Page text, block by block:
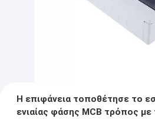
Η επιφάνεια τοποθέτησε το
ενιαίας φάσης MCB τρόπος με